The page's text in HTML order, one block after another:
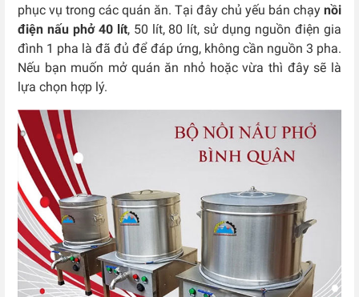
phục vụ trong các quán ăn. Tại đây chủ yếu bán chạy nồi
điện nấu phở 40 lít, 50 lít, 80 lít, sử dụng nguồn điện gia
đình 1 pha là đã đủ để đáp ứng, không cần nguồn 3 pha.
Nếu bạn muốn mở quán ăn nhỏ hoặc vừa thì đây sẽ là
lựa chọn hợp lý.